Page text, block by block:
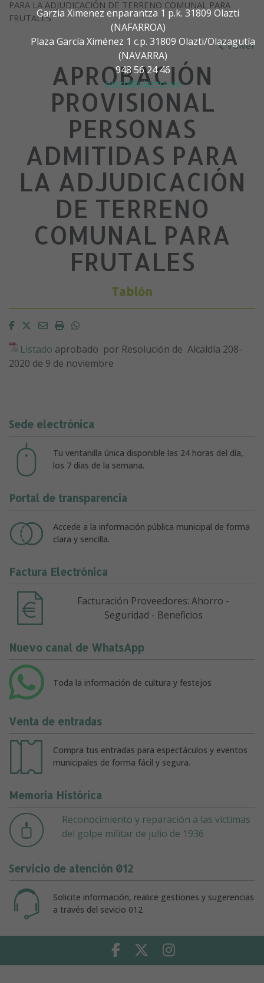
Garzia Ximenez enparantza 1 p.k. 31809 Olazti
(NAFARROA)
Plaza García Ximénez 1 c.p. 31809 Olazti/Olazagutía
(NAVARRA)
948 56 24 46
olazti@olazti.com
PARA LA ADJUDICACIÓN DE TERRENO COMUNAL PARA
FRUTALES
Volver
APROBACIÓN
PROVISIONAL
PERSONAS
ADMITIDAS PARA
LA ADJUDICACIÓN
DE TERRENO
COMUNAL PARA
FRUTALES
Tablón
Facebook
Twitter
EmailImprimirWhatsapp
Listado aprobado por Resolución de Alcaldía 208-
2020 de 9 de noviembre
Sede electrónica
Tu ventanilla única disponible las 24 horas del día,
los 7 días de la semana.
Portal de transparencia
Accede a la información pública municipal de forma
clara y sencilla.
Factura Electrónica
Facturación Proveedores: Ahorro -
Seguridad - Beneficios
Nuevo canal de WhatsApp
Toda la información de cultura y festejos
Venta de entradas
Compra tus entradas para espectáculos y eventos
municipales de forma fácil y segura.
Memoria Histórica
Reconocimiento y reparación a las victimas
del golpe militar de julio de 1936
Servicio de atención 012
Solicite información, realice gestiones y sugerencias
a través del sevicio 012
Facebook Twitter Instagram